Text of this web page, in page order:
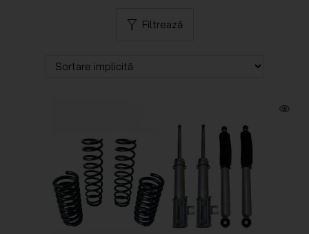
Filtrează